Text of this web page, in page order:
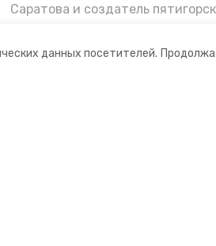
данных посетителей.
Саратова и создатель
существования театр
корреспонденту «Портала